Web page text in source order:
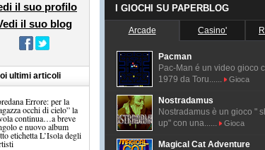
il suo profilo
il suo blog
ultimi articoli
Errore: per la
occhi di cielo” la
continua…a breve
e nuovo album
etichetta L’Isola degli
I GIOCHI SU PAPERBLOG
Arcade Casino'
Pacman
Pac-Man é un video gioco
1979 da Toru......
Gioca
Nostradamus
Nostradamus è un gioco "
up" con una......
Gioca
Magical Cat Adventure